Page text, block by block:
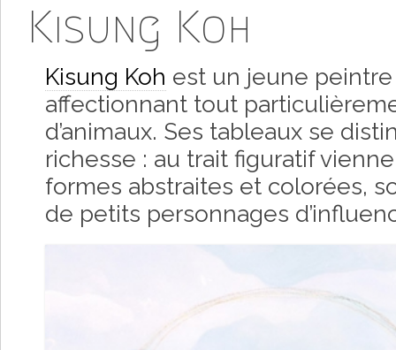
Kisung Koh
Kisung Koh est un jeune
affectionnant tout
d’animaux. Ses tableaux se
richesse : au trait figuratif
formes abstraites et colorées,
de petits personnages